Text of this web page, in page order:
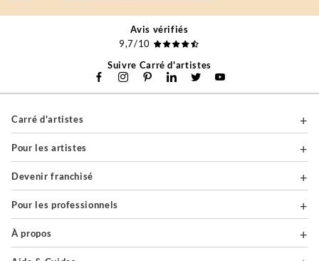
Avis vérifiés
9,7/10
Suivre Carré d'artistes
Carré d'artistes
Pour les artistes
Devenir franchisé
Pour les professionnels
À propos